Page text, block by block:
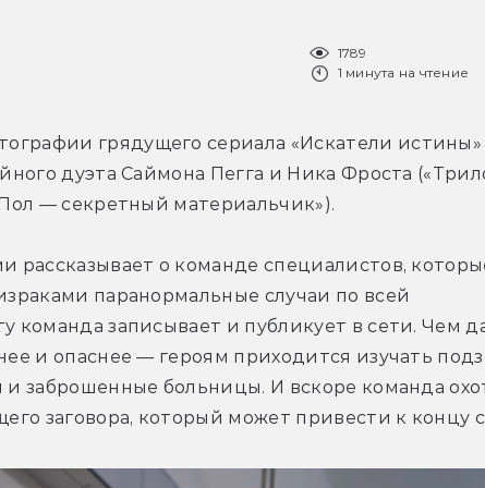
1789
1 минута на чтение
грядущего сериала «Искатели
дуэта Саймона Пегга и Ника Фроста
— секретный материальчик»).
рассказывает о команде специалистов,
паранормальные случаи по всей
команда записывает и публикует в сети. Чем
и опаснее — героям приходится изучать
заброшенные больницы. И вскоре команда
заговора, который может привести к концу